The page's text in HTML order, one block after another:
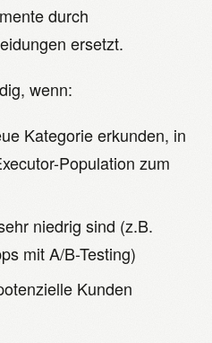
durch
ersetzt.
wenn:
Kategorie erkunden, in
Population zum
niedrig sind (z.B.
mit A/B-Testing)
Kunden